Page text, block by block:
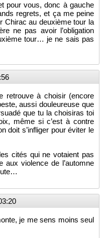
pour vous, donc à gauche
re­grets, et ça me peine
Chi­rac au deuxième tour la
ne pas avoir l’obli­ga­tion
tour… je ne sais pas
re­trouve à choi­sir (en­core
aussi dou­leu­reuse que
que tu la choi­si­ras toi
même si c’est à contre
doit s’in­fli­ger pour évi­ter le
cités qui ne vo­taient pas
aux vio­lence de l’au­tomne
je me sens moins seul